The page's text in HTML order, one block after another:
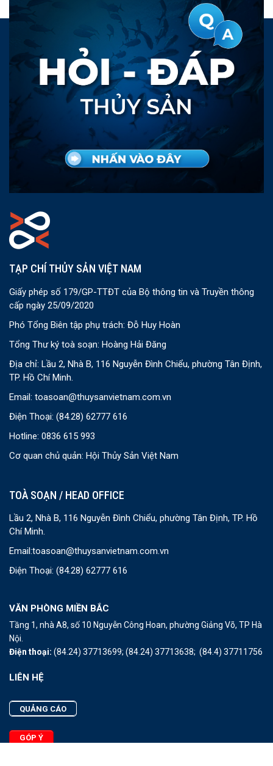
TẠP CHÍ THỦY SẢN VIỆT NAM
Giấy phép số 179/GP-TTĐT của Bộ thông tin và Truyền thông
cấp ngày 25/09/2020
Phó Tổng Biên tập phụ trách: Đỗ Huy Hoàn
Tổng Thư ký toà soạn: Hoàng Hải Đăng
Địa chỉ: Lầu 2, Nhà B, 116 Nguyễn Đình Chiểu, phường Tân Định,
TP. Hồ Chí Minh.
Email: toasoan@thuysanvietnam.com.vn
Điện Thoại: (84.28) 62777 616
Hotline: 0836 615 993
Cơ quan chủ quản: Hội Thủy Sản Việt Nam
TOÀ SOẠN / HEAD OFFICE
Lầu 2, Nhà B, 116 Nguyễn Đình Chiểu, phường Tân Định, TP. Hồ
Chí Minh.
Email:toasoan@thuysanvietnam.com.vn
Điện Thoại: (84.28) 62777 616
VĂN PHÒNG MIỀN BẮC
Tầng 1, nhà A8, số 10 Nguyễn Công Hoan, phường Giảng Võ, TP Hà
Nội.
Điện thoại: (84.24) 37713699; (84.24) 37713638; (84.4) 37711756
LIÊN HỆ
QUẢNG CÁO
GÓP Ý